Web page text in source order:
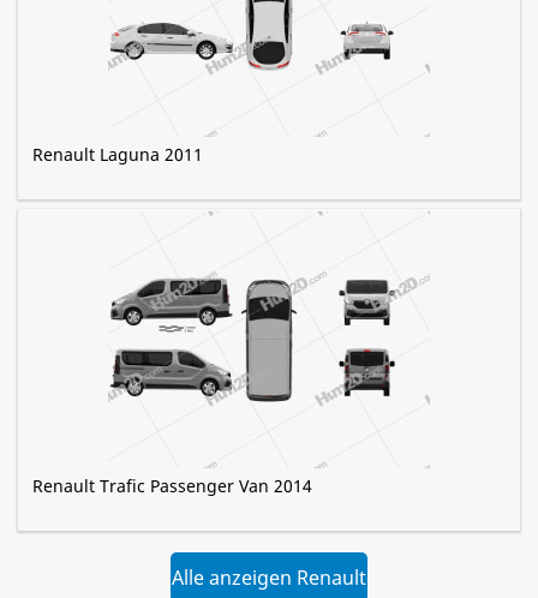
Renault Laguna 2011
Renault Trafic Passenger Van 2014
Alle anzeigen Renault